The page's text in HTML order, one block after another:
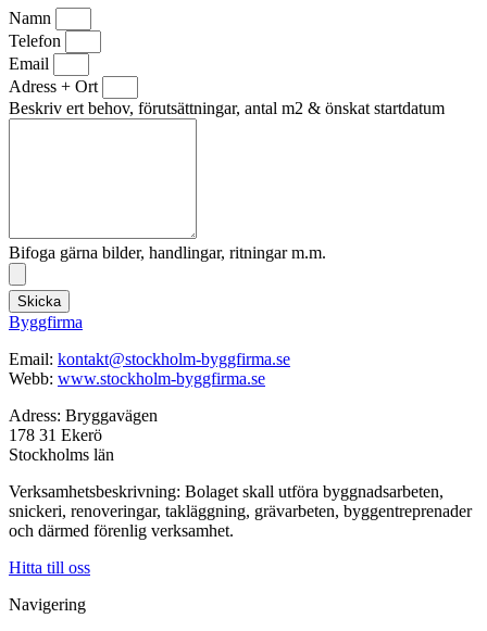
Namn
Telefon
Email
Adress + Ort
Beskriv ert behov, förutsättningar, antal m2 & önskat startdatum
Bifoga gärna bilder, handlingar, ritningar m.m.
Skicka
Byggfirma
Email: kontakt@stockholm-byggfirma.se
Webb: www.stockholm-byggfirma.se
Adress: Bryggavägen
178 31 Ekerö
Stockholms län
Verksamhetsbeskrivning: Bolaget skall utföra byggnadsarbeten,
snickeri, renoveringar, takläggning, grävarbeten, byggentreprenader
och därmed förenlig verksamhet.
Hitta till oss
Navigering